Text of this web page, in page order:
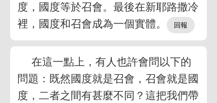
度，國度等於召會。最後在新耶路撒冷
裡，國度和召會成為一個實體。
在這一點上，有人也許會問以下的
問題：既然國度就是召會，召會就是國
度，二者之間有甚麼不同？這把我們帶